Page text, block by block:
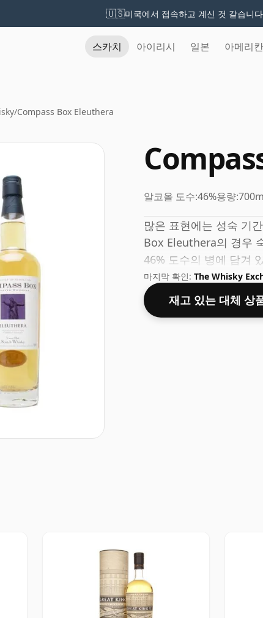
🇺🇸미국에서 접속하고 계신 것 같습니
스카치 아이리시 일본 아메리칸
/Compass Box Eleuthera
알코올 도수:46%용량:
많은 표현에는 성숙 기
Box Eleuthera의 경우
46% 도수의 병에 담겨
마지막 확인: The Whisky
재고 있는 대체 상